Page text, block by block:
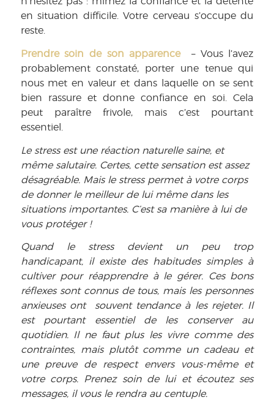
en situation difficile. Votre cerveau s’occupe du
reste.
Prendre soin de son apparence – Vous l’avez
probablement constaté, porter une tenue qui
nous met en valeur et dans laquelle on se sent
bien rassure et donne confiance en soi. Cela
peut paraître frivole, mais c’est pourtant
essentiel.
Le stress est une réaction naturelle saine, et
même salutaire. Certes, cette sensation est assez
désagréable. Mais le stress permet à votre corps
de donner le meilleur de lui même dans les
situations importantes. C’est sa manière à lui de
vous protéger !
Quand le stress devient un peu trop
handicapant, il existe des habitudes simples à
cultiver pour réapprendre à le gérer. Ces bons
réflexes sont connus de tous, mais les personnes
anxieuses ont souvent tendance à les rejeter. Il
est pourtant essentiel de les conserver au
quotidien. Il ne faut plus les vivre comme des
contraintes, mais plutôt comme un cadeau et
une preuve de respect envers vous-même et
votre corps. Prenez soin de lui et écoutez ses
messages, il vous le rendra au centuple.